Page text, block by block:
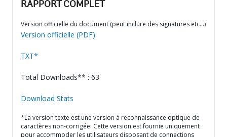
RAPPORT COMPLET
Version officielle du document (peut inclure des signatures etc…)
Version officielle (PDF)
TXT*
Total Downloads** : 63
Download Stats
*La version texte est une version à reconnaissance optique de
caractères non-corrigée. Cette version est fournie uniquement
pour accommoder les utilisateurs disposant de connections